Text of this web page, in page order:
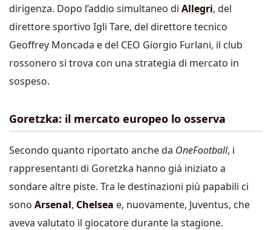
dirigenza. Dopo l’addio simultaneo di Allegri, del
direttore sportivo Igli Tare, del direttore tecnico
Geoffrey Moncada e del CEO Giorgio Furlani, il club
rossonero si trova con una strategia di mercato in
sospeso.
Goretzka: il mercato europeo lo osserva
Secondo quanto riportato anche da OneFootball, i
rappresentanti di Goretzka hanno già iniziato a
sondare altre piste. Tra le destinazioni più papabili ci
sono Arsenal, Chelsea e, nuovamente, Juventus, che
aveva valutato il giocatore durante la stagione.